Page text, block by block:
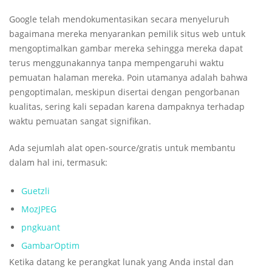
Google telah mendokumentasikan secara menyeluruh
bagaimana mereka menyarankan pemilik situs web untuk
mengoptimalkan gambar mereka sehingga mereka dapat
terus menggunakannya tanpa mempengaruhi waktu
pemuatan halaman mereka. Poin utamanya adalah bahwa
pengoptimalan, meskipun disertai dengan pengorbanan
kualitas, sering kali sepadan karena dampaknya terhadap
waktu pemuatan sangat signifikan.
Ada sejumlah alat open-source/gratis untuk membantu
dalam hal ini, termasuk:
Guetzli
MozJPEG
pngkuant
GambarOptim
Ketika datang ke perangkat lunak yang Anda instal dan